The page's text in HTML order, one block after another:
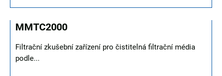
MMTC2000
Filtrační zkušební zařízení pro čistitelná filtrační média
podle...